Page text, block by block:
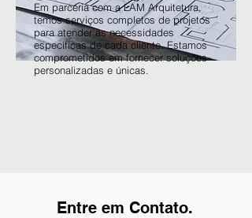
Em parceria com a LAM Arquitetura,
temos serviços completos de projetos
para atender às necessidades
específicas de cada cliente. Estamos
comprometidos em fornecer soluções
personalizadas e únicas.
Entre em Contato.